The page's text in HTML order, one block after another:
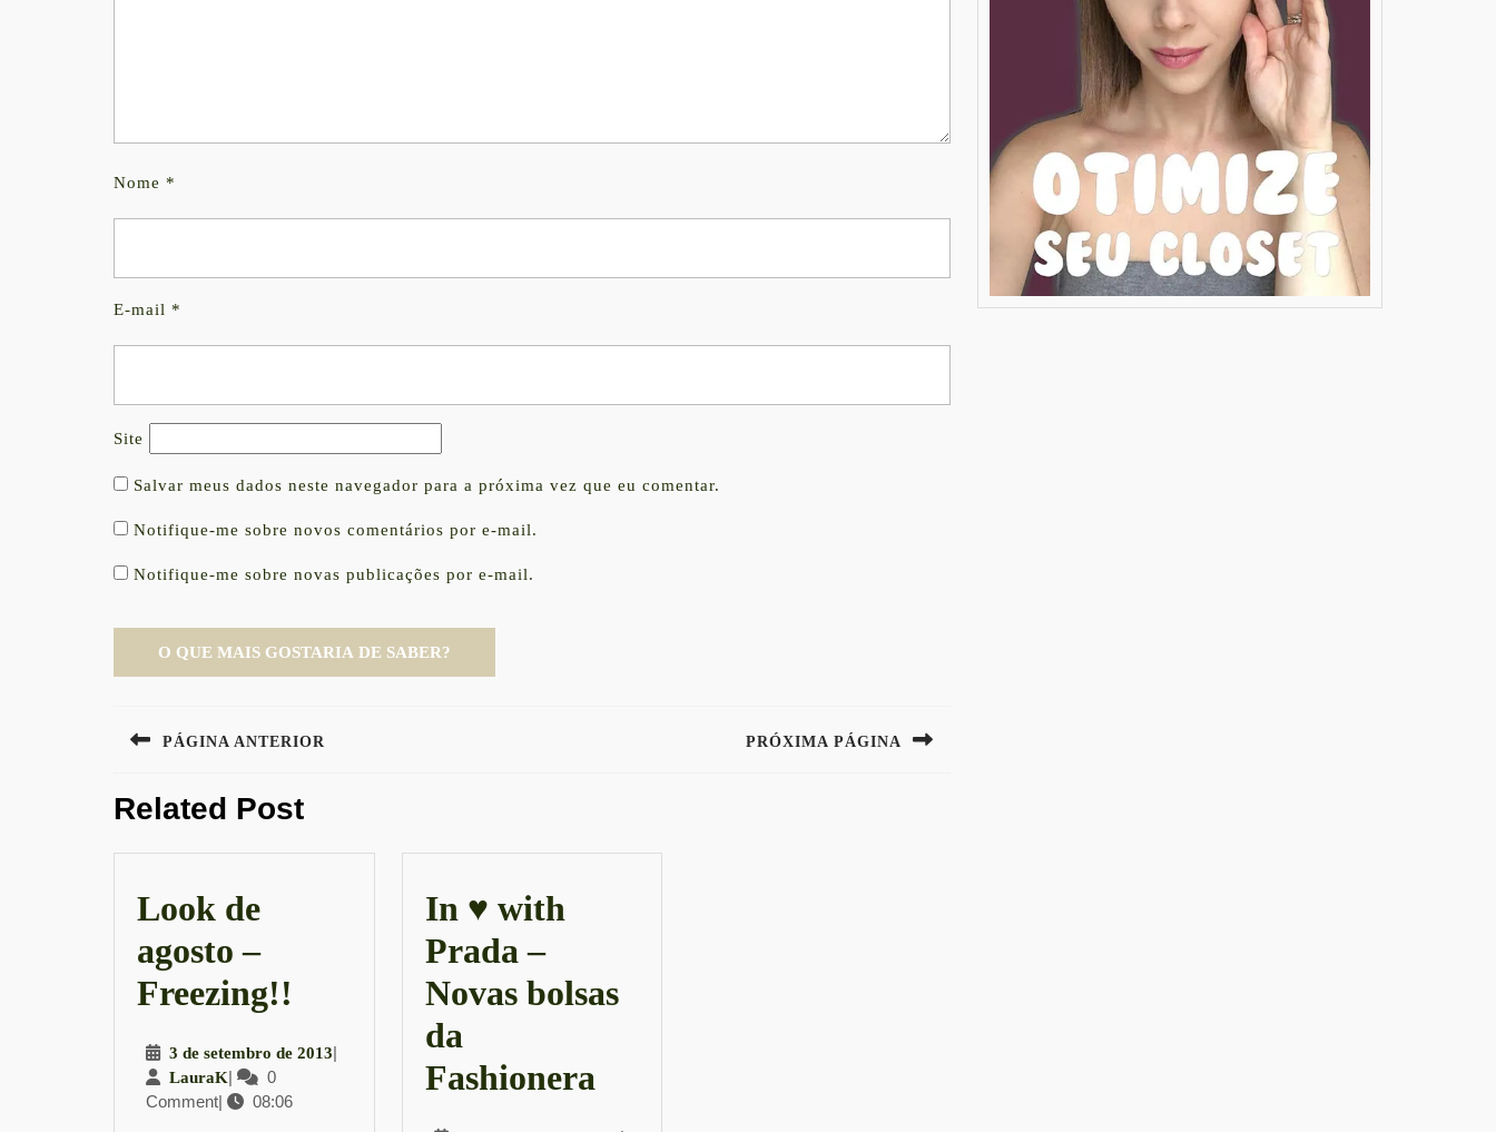
Nome *
E-mail *
Site
Salvar meus dados neste navegador para a próxima vez que eu comentar.
Notifique-me sobre novos comentários por e-mail.
Notifique-me sobre novas publicações por e-mail.
de
Post
PÁGINA ANTERIOR
post:
PRÓXIMA PÁGINA
Related Post
Look de
agosto –
Freezing!!
–
3 de setembro de 20133|
LauraKLauraK
|
0
Comment| 08:06
In ♥ with
Prada –
Novas bolsas
da
Fashionera